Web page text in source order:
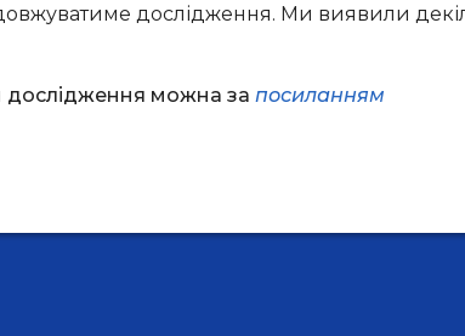
дослідження. Ми виявили
дослідження можна за посиланням